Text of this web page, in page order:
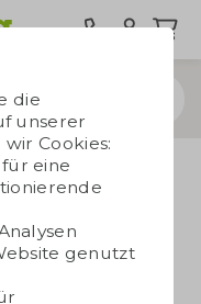
Biobasiert, biologisch abbaubar und kompostierbar
die
unserer
Cookies:
eine
genutzt